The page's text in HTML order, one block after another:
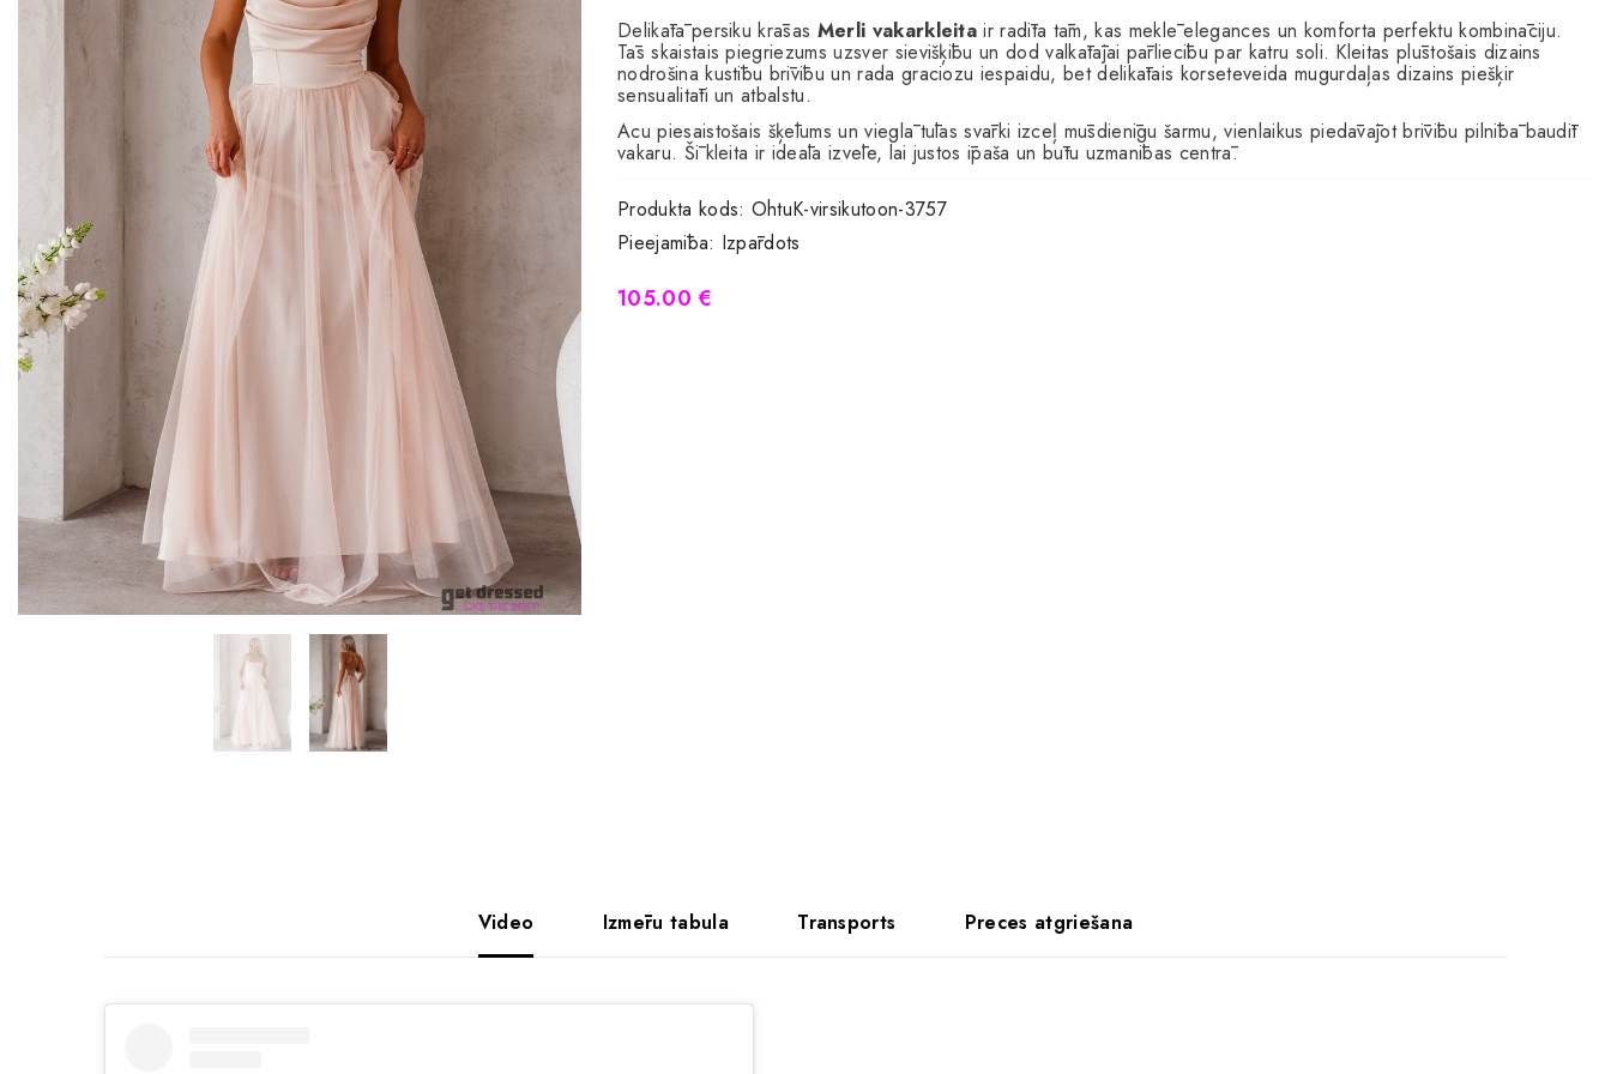
Midi kleitas
Vakarkleitas
Maxi kleitas
Skater kleitas
Mini kleitas
Adīt kleitas
Delikātā persiku krāsas Merli vakarkleita ir radīta tām, kas meklē elegances un komforta perfektu kombināciju.
Tās skaistais piegriezums uzsver sievišķību un dod valkātājai pārliecību par katru soli. Kleitas plūstošais dizains
nodrošina kustību brīvību un rada graciozu iespaidu, bet delikātais korseteveida mugurdaļas dizains piešķir
sensualitāti un atbalstu.
Acu piesaistošais šķēlums un vieglā tūlas svārki izceļ mūsdienīgu šarmu, vienlaikus piedāvājot brīvību pilnībā baudīt
vakaru. Šī kleita ir ideāla izvēle, lai justos īpaša un būtu uzmanības centrā.
Produkta kods: OhtuK-virsikutoon-3757
Pieejamība: Izpārdots
105.00 €
Video Izmēru tabula Transports Preces atgriešana